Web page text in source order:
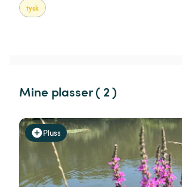
tysk
Mine plasser ( 2 )
Pluss